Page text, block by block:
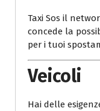
Taxi Sos il
concede la
per i tuoi
Veicoli
Hai delle